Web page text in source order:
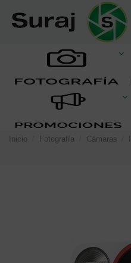
Inicio Fotografía Cámaras